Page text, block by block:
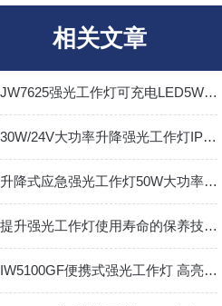
相关文章
JW7625强光工作灯可充电LED5W防水便携应急手电筒Type-c接口
30W/24V大功率升降强光工作灯IP65防汛聚光搜索灯可充电
升降式应急强光工作灯50W大功率电量显示可充电IP66
提升强光工作灯使用寿命的保养技巧与方法
IW5100GF便携式强光工作灯 高亮度防腐防尘防水手提灯